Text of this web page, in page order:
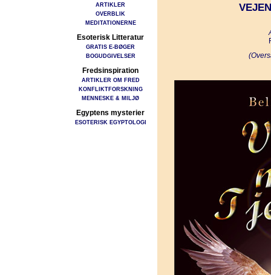
ARTIKLER
OVERBLIK
MEDITATIONERNE
Esoterisk Litteratur
GRATIS E-BØGER
BOGUDGIVELSER
Fredsinspiration
ARTIKLER OM FRED
KONFLIKTFORSKNING
MENNESKE & MILJØ
Egyptens mysterier
ESOTERISK EGYPTOLOGI